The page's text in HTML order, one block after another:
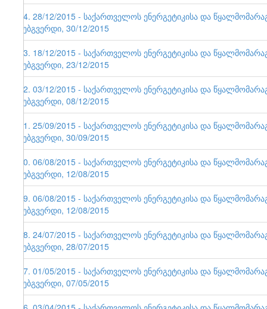
74. 28/12/2015 - საქართველოს ენერგეტიკისა და
ვებგვერდი, 30/12/2015
73. 18/12/2015 - საქართველოს ენერგეტიკისა და
ვებგვერდი, 23/12/2015
72. 03/12/2015 - საქართველოს ენერგეტიკისა და
ვებგვერდი, 08/12/2015
71. 25/09/2015 - საქართველოს ენერგეტიკისა და
ვებგვერდი, 30/09/2015
70. 06/08/2015 - საქართველოს ენერგეტიკისა და
ვებგვერდი, 12/08/2015
69. 06/08/2015 - საქართველოს ენერგეტიკისა და
ვებგვერდი, 12/08/2015
68. 24/07/2015 - საქართველოს ენერგეტიკისა და
ვებგვერდი, 28/07/2015
67. 01/05/2015 - საქართველოს ენერგეტიკისა და
ვებგვერდი, 07/05/2015